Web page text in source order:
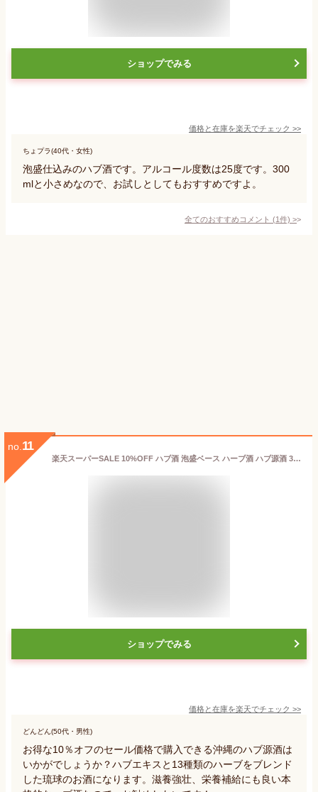
ショップでみる
価格と在庫を楽天でチェック >>
ちょプラ(40代・女性)
泡盛仕込みのハブ酒です。アルコール度数は25度です。300
mlと小さめなので、お試しとしてもおすすめですよ。
全てのおすすめコメント (1件) >
no. 11
楽天スーパーSALE 10%OFF ハブ酒 泡盛ベース ハーブ酒 ハブ源酒 35度 500ml 南都酒造所 リキュール 沖縄土産 ギフト 家飲み
ショップでみる
価格と在庫を楽天でチェック >>
どんどん(50代・男性)
お得な10％オフのセール価格で購入できる沖縄のハブ源酒は
いかがでしょうか？ハブエキスと13種類のハーブをブレンド
した琉球のお酒になります。滋養強壮、栄養補給にも良い本